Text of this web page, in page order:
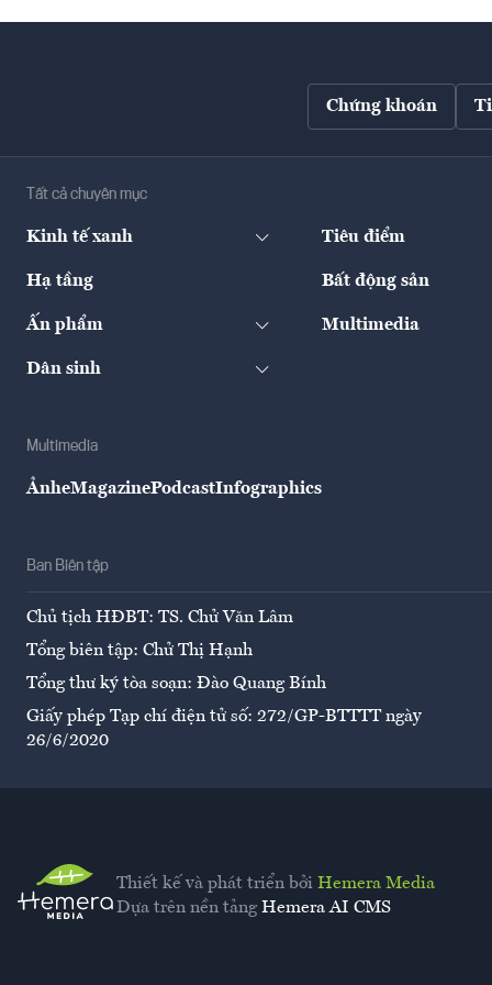
Chứng khoán
Tất cả chuyên mục
Kinh tế xanh Tiêu điểm
Hạ tầng Bất động sản
Ấn phẩm Multimedia
Dân sinh
Multimedia
ẢnheMagazinePodcastInfographics
Ban Biên tập
Chủ tịch HĐBT: TS. Chử Văn Lâm
Tổng biên tập: Chử Thị Hạnh
Tổng thư ký tòa soạn: Đào Quang Bính
Giấy phép Tạp chí điện tử số: 272/GP-BTTTT ngày
26/6/2020
Thiết kế và phát triển bởi Hemera Media
Dựa trên nền tảng Hemera AI CMS